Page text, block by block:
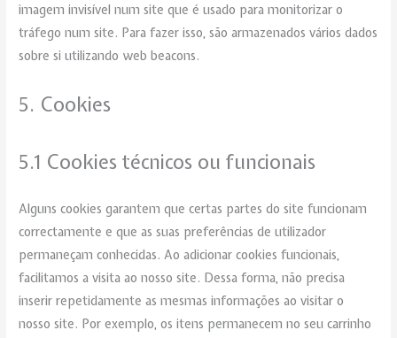
imagem invisível num site que é usado para monitorizar o
tráfego num site. Para fazer isso, são armazenados vários dados
sobre si utilizando web beacons.
5. Cookies
5.1 Cookies técnicos ou funcionais
Alguns cookies garantem que certas partes do site funcionam
correctamente e que as suas preferências de utilizador
permaneçam conhecidas. Ao adicionar cookies funcionais,
facilitamos a visita ao nosso site. Dessa forma, não precisa
inserir repetidamente as mesmas informações ao visitar o
nosso site. Por exemplo, os itens permanecem no seu carrinho